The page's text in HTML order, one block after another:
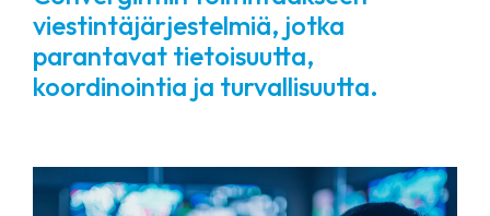
viestintäjärjestelmiä, jotka
parantavat tietoisuutta,
koordinointia ja turvallisuutta.